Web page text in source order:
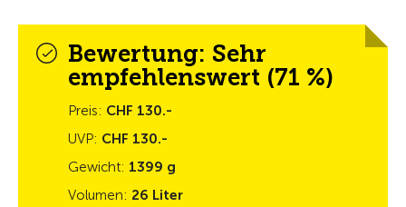
Bewertung: Sehr
empfehlenswert (71 %)
Preis: CHF 130.-
UVP: CHF 130.-
Gewicht: 1399 g
Volumen: 26 Liter